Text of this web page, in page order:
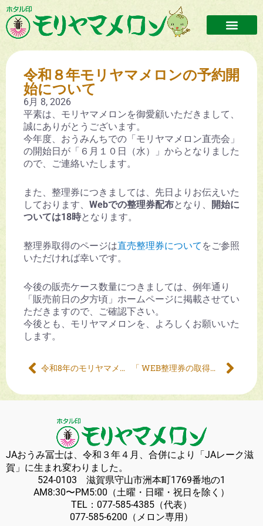
令和８年モリヤマメロンの予約開
始について
6月 8, 2026
平素は、モリヤマメロンを御愛顧いただきまして、
誠にありがとうございます。
今年度、おうみんちでの「モリヤマメロン直売会」
の開始日が「６月１０日（水）」からとなりました
ので、ご連絡いたします。
また、整理券につきましては、先日よりお伝えいた
しております、 Webでの整理券配布となり、
開始に
ついては18時となります。
整理券取得のページは直売整理券について をご参照
いただければ幸いです。
今後の販売ケース数量につきましては、例年通り
「販売前日の夕方頃」ホームページに掲載させてい
ただきますので、ご確認下さい。
今後とも、モリヤマメロンを、よろしくお願いいた
します。
令和8年のモリヤマメロンについて 「 WEB整理券の取得方法 」について
JAおうみ冨士は、令和３年４月、合併により「JAレーク滋
賀」に生まれ変わりました。
524-0103 滋賀県守山市洲本町1769番地の1
AM8:30〜PM5:00（土曜・日曜・祝日を除く）
TEL： 077-585-4385 （代表）
077-585-6200 （メロン専用）